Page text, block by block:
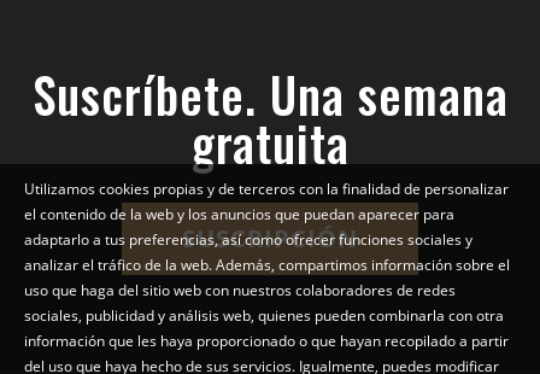
Suscríbete. Una semana
gratuita
SUSCRIPCIÓN
Utilizamos cookies propias y de terceros con la finalidad de personalizar
el contenido de la web y los anuncios que puedan aparecer para
adaptarlo a tus preferencias, así como ofrecer funciones sociales y
analizar el tráfico de la web. Además, compartimos información sobre el
uso que haga del sitio web con nuestros colaboradores de redes
sociales, publicidad y análisis web, quienes pueden combinarla con otra
información que les haya proporcionado o que hayan recopilado a partir
del uso que haya hecho de sus servicios. Igualmente, puedes modificar